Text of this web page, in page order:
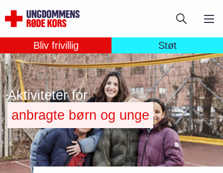
til
hovedindhold
Søg
Bliv frivillig Støt
Aktiviteter for
anbragte børn og unge